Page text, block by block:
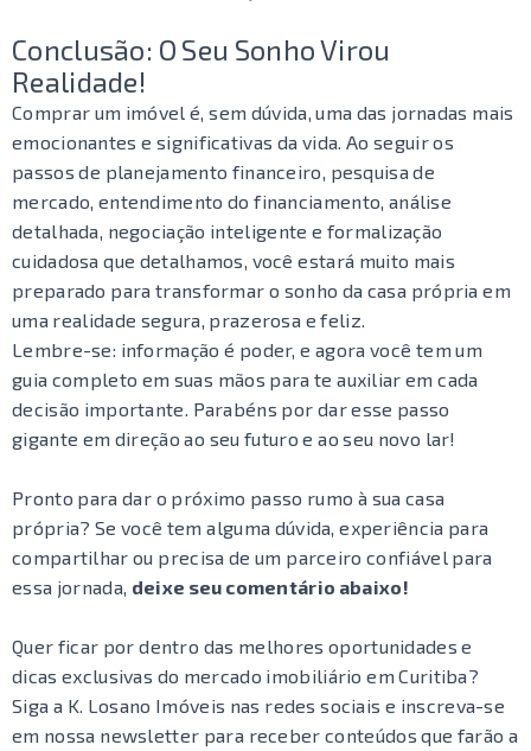
Conclusão: O Seu Sonho Virou
Realidade!
Comprar um imóvel é, sem dúvida, uma das jornadas mais
emocionantes e significativas da vida. Ao seguir os
passos de planejamento financeiro, pesquisa de
mercado, entendimento do financiamento, análise
detalhada, negociação inteligente e formalização
cuidadosa que detalhamos, você estará muito mais
preparado para transformar o sonho da casa própria em
uma realidade segura, prazerosa e feliz.
Lembre-se: informação é poder, e agora você tem um
guia completo em suas mãos para te auxiliar em cada
decisão importante. Parabéns por dar esse passo
gigante em direção ao seu futuro e ao seu novo lar!
Pronto para dar o próximo passo rumo à sua casa
própria? Se você tem alguma dúvida, experiência para
compartilhar ou precisa de um parceiro confiável para
essa jornada, deixe seu comentário abaixo!
Quer ficar por dentro das melhores oportunidades e
dicas exclusivas do mercado imobiliário em Curitiba?
Siga a K. Losano Imóveis nas redes sociais e inscreva-se
em nossa newsletter para receber conteúdos que farão a